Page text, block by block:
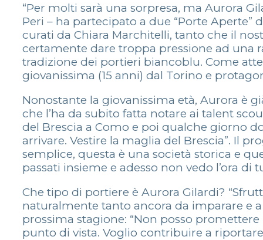
“Per molti sarà una sorpresa, ma Aurora
Peri – ha partecipato a due “Porte Aperte”
curati da Chiara Marchitelli, tanto che il
certamente dare troppa pressione ad una
tradizione dei portieri biancoblu. Come
giovanissima (15 anni) dal Torino e
Nonostante la giovanissima età, Aurora è
che l’ha da subito fatta notare ai talent
del Brescia a Como e poi qualche giorno
arrivare. Vestire la maglia del Brescia”. Il
semplice, questa è una società storica e
passati insieme e adesso non vedo l’ora
Che tipo di portiere è Aurora Gilardi?
naturalmente tanto ancora da imparare e
prossima stagione: “Non posso
punto di vista. Voglio contribuire a